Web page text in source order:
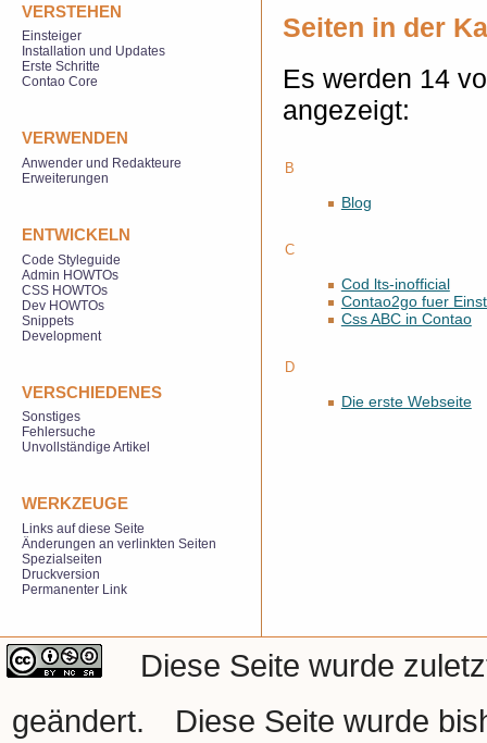
Seiten in der
Es werden 14
angezeigt:
B
Blog
C
Cod lts-inofficial
Contao2go fuer
Css ABC in Contao
D
Die erste Webseite
VERSTEHEN
Einsteiger
Installation und Updates
Erste Schritte
Contao Core
VERWENDEN
Anwender und Redakteure
Erweiterungen
ENTWICKELN
Code Styleguide
Admin HOWTOs
CSS HOWTOs
Dev HOWTOs
Snippets
Development
VERSCHIEDENES
Sonstiges
Fehlersuche
Unvollständige Artikel
WERKZEUGE
Links auf diese Seite
Änderungen an verlinkten Seiten
Spezialseiten
Druckversion
Permanenter Link
Diese Seite wurde
geändert.
Diese Seite wurde